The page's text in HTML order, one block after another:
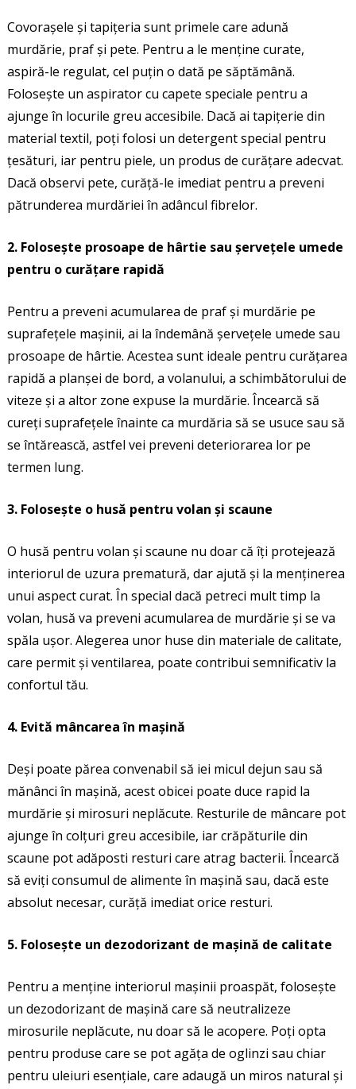
Covorașele și tapițeria sunt primele care adună
murdărie, praf și pete. Pentru a le menține curate,
aspiră-le regulat, cel puțin o dată pe săptămână.
Folosește un aspirator cu capete speciale pentru a
ajunge în locurile greu accesibile. Dacă ai tapițerie din
material textil, poți folosi un detergent special pentru
țesături, iar pentru piele, un produs de curățare adecvat.
Dacă observi pete, curăță-le imediat pentru a preveni
pătrunderea murdăriei în adâncul fibrelor.
2. Folosește prosoape de hârtie sau șervețele umede
pentru o curățare rapidă
Pentru a preveni acumularea de praf și murdărie pe
suprafețele mașinii, ai la îndemână șervețele umede sau
prosoape de hârtie. Acestea sunt ideale pentru curățarea
rapidă a planșei de bord, a volanului, a schimbătorului de
viteze și a altor zone expuse la murdărie. Încearcă să
cureți suprafețele înainte ca murdăria să se usuce sau să
se întărească, astfel vei preveni deteriorarea lor pe
termen lung.
3. Folosește o husă pentru volan și scaune
O husă pentru volan și scaune nu doar că îți protejează
interiorul de uzura prematură, dar ajută și la menținerea
unui aspect curat. În special dacă petreci mult timp la
volan, husă va preveni acumularea de murdărie și se va
spăla ușor. Alegerea unor huse din materiale de calitate,
care permit și ventilarea, poate contribui semnificativ la
confortul tău.
4. Evită mâncarea în mașină
Deși poate părea convenabil să iei micul dejun sau să
mănânci în mașină, acest obicei poate duce rapid la
murdărie și mirosuri neplăcute. Resturile de mâncare pot
ajunge în colțuri greu accesibile, iar crăpăturile din
scaune pot adăposti resturi care atrag bacterii. Încearcă
să eviți consumul de alimente în mașină sau, dacă este
absolut necesar, curăță imediat orice resturi.
5. Folosește un dezodorizant de mașină de calitate
Pentru a menține interiorul mașinii proaspăt, folosește
un dezodorizant de mașină care să neutralizeze
mirosurile neplăcute, nu doar să le acopere. Poți opta
pentru produse care se pot agăța de oglinzi sau chiar
pentru uleiuri esențiale, care adaugă un miros natural și